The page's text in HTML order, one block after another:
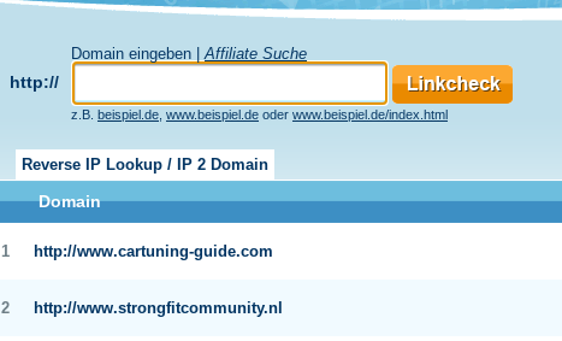
Domain eingeben | Affiliate Suche
http://
z.B. beispiel.de www.beispiel.de oder www.beispiel.de/index.html
Reverse IP Lookup / IP 2 Domain
Domain
1 http://www.cartuning-guide.com
2 http://www.strongfitcommunity.nl